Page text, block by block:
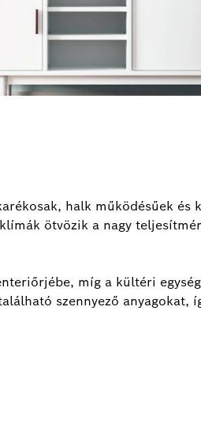
halk működésűek és
ötvözik a nagy
míg a kültéri
szennyező anyagokat,